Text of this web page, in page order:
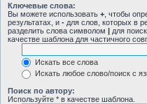
Ключевые слова:
Вы можете использовать + , чтобы
результатах, и - для слов, которых в
разделить слова символом | для
качестве шаблона для частичного
Искать все слова
Искать любое слово/поиск с
Поиск по автору:
Используйте * в качестве шаблона.